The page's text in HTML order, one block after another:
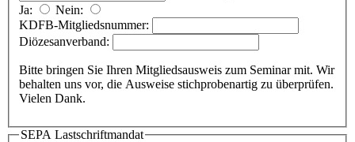
Ja:
Nein:
KDFB-Mitgliedsnummer:
Diözesanverband:
Bitte bringen Sie Ihren Mitgliedsausweis zum Seminar mit. Wir
behalten uns vor, die Ausweise stichprobenartig zu überprüfen.
Vielen Dank.
SEPA Lastschriftmandat